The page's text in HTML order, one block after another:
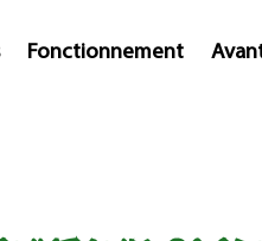
Fonctionnement